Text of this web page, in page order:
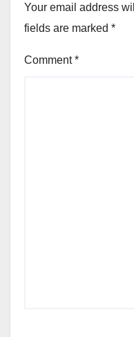
Your email address
fields are marked *
Comment*